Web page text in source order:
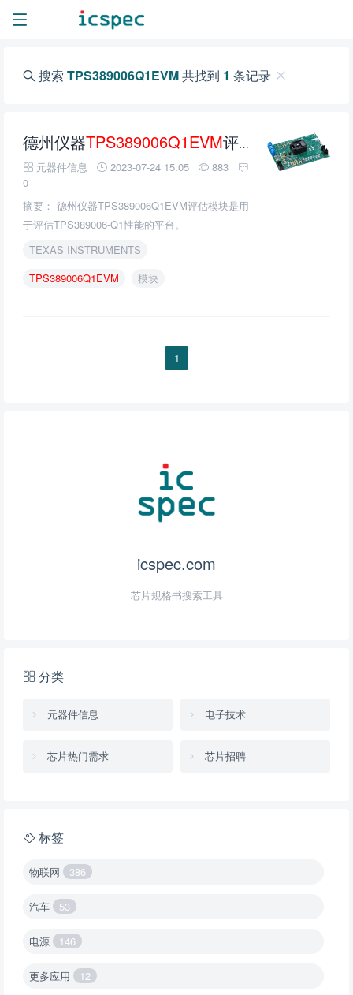
搜索 TPS389006Q1EVM共找到 1 条记录
德州仪器TPS389006Q1EVM评估模块的介绍、特性、及应用
元器件信息 2023-07-24 15:05
883
0
摘要： 德州仪器TPS389006Q1EVM评估模块是用
于评估TPS389006-Q1性能的平台。
TEXAS INSTRUMENTS
TPS389006Q1EVM
模块
1
icspec.com
芯片规格书搜索工具
分类
元器件信息 电子技术
芯片热门需求 芯片招聘
标签
物联网 386
汽车 53
电源 146
更多应用 12